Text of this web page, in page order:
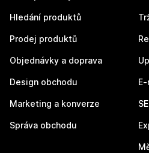
Hledání produktů
Prodej produktů
Objednávky a doprava
Design obchodu
Marketing a konverze
Správa obchodu